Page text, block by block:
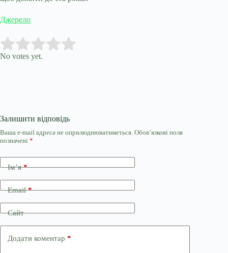
Джерело
Rate this item:
No votes yet.
Залишити відповідь
Ваша e-mail адреса не оприлюднюватиметься. Обов’язкові поля
позначені *
Ім’я*
Email*
Сайт
Додати коментар *